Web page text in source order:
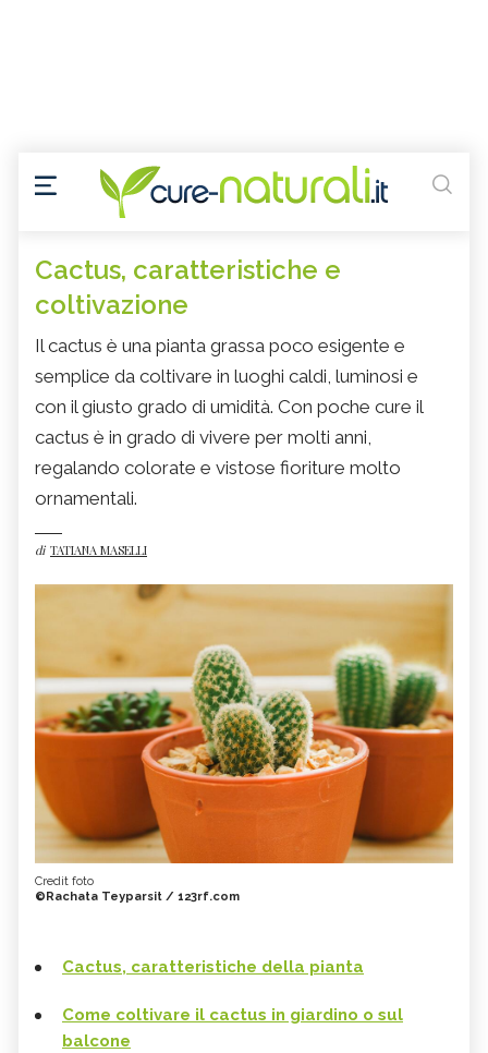
Cactus, caratteristiche e
coltivazione
Il cactus è una pianta grassa poco esigente e
semplice da coltivare in luoghi caldi, luminosi e
con il giusto grado di umidità. Con poche cure il
cactus è in grado di vivere per molti anni,
regalando colorate e vistose fioriture molto
ornamentali.
di TATIANA MASELLI
Credit foto
©Rachata Teyparsit / 123rf.com
Cactus, caratteristiche della pianta
Come coltivare il cactus in giardino o sul
balcone